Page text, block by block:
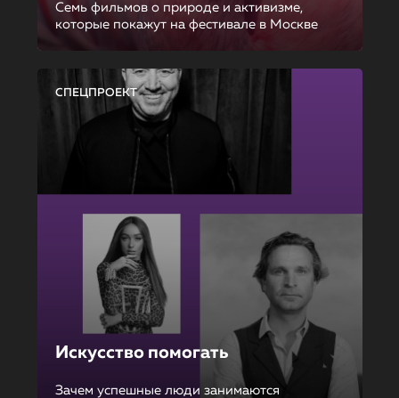
Семь фильмов о природе и активизме,
которые покажут на фестивале в Москве
СПЕЦПРОЕКТ
Искусство помогать
Зачем успешные люди занимаются